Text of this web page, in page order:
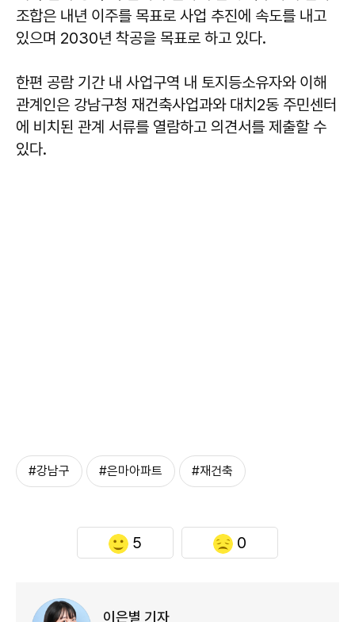
조합은 내년 이주를 목표로 사업 추진에 속도를 내고
있으며 2030년 착공을 목표로 하고 있다.
한편 공람 기간 내 사업구역 내 토지등소유자와 이해
관계인은 강남구청 재건축사업과와 대치2동 주민센터
에 비치된 관계 서류를 열람하고 의견서를 제출할 수
있다.
#강남구 #은마아파트 #재건축
5 0
이은별 기자